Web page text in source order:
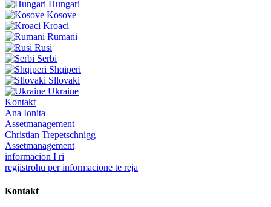
Hungari
Kosove
Kroaci
Rumani
Rusi
Serbi
Shqiperi
Sllovaki
Ukraine
Kontakt
Ana Ionita
Assetmanagement
Christian Trepetschnigg
Assetmanagement
informacion I ri
regjistrohu per informacione te reja
Kontakt